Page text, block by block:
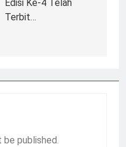
Edisi Ke-4 Telah
Terbit…
be published.